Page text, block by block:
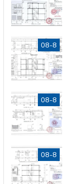
08-8
08-8
08-8